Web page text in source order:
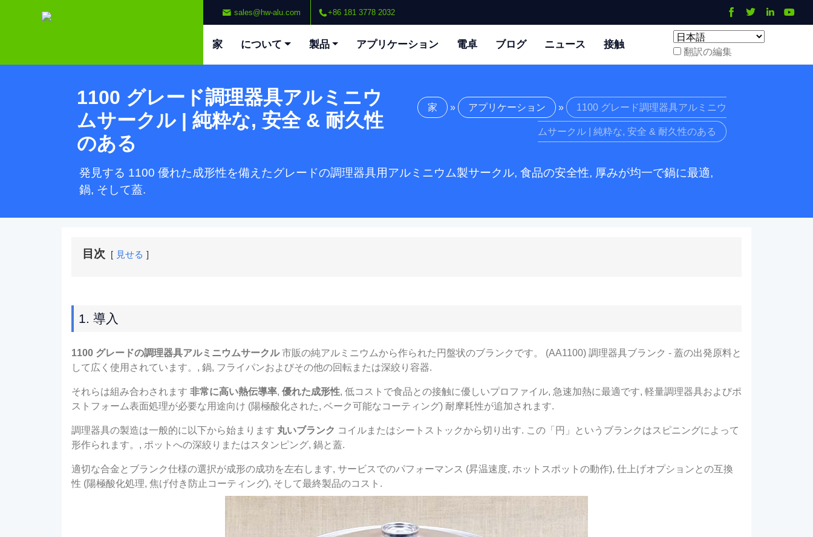
sales@hw-alu.com +86 181 3778 2032
家 について 製品 アプリケーション 電卓 ブログ ニュース 接触
翻訳の編集
1100 グレード調理器具アルミニウ
ムサークル | 純粋な, 安全 & 耐久性
のある
家 » アプリケーション » 1100 グレード調理器具アルミニウ
ムサークル | 純粋な, 安全 & 耐久性のある
発見する 1100 優れた成形性を備えたグレードの調理器具用アルミニウム製サークル, 食品の安全性, 厚みが均一で鍋に最適,
鍋, そして蓋.
目次 見せる
1. 導入
1100 グレードの調理器具アルミニウムサークル市販の純アルミニウムから作られた円盤状のブランクです。 (AA1100) 調理器具ブランク - 蓋の出発原料と
して広く使用されています。, 鍋, フライパンおよびその他の回転または深絞り容器.
それらは組み合わされます 非常に高い熱伝導率, 優れた成形性, 低コストで食品との接触に優しいプロファイル, 急速加熱に最適です, 軽量調理器具およびポ
ストフォーム表面処理が必要な用途向け (陽極酸化された, ベーク可能なコーティング) 耐摩耗性が追加されます.
調理器具の製造は一般的に以下から始まります 丸いブランク コイルまたはシートストックから切り出す. この「円」というブランクはスピニングによって
形作られます。, ポットへの深絞りまたはスタンピング, 鍋と蓋.
適切な合金とブランク仕様の選択が成形の成功を左右します, サービスでのパフォーマンス (昇温速度, ホットスポットの動作), 仕上げオプションとの互換
性 (陽極酸化処理, 焦げ付き防止コーティング), そして最終製品のコスト.